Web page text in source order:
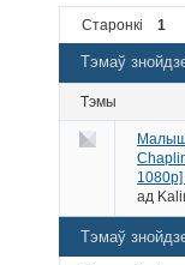
Старонкі 1
Тэмаў
Тэмы
Малыш
ад
Тэмаў